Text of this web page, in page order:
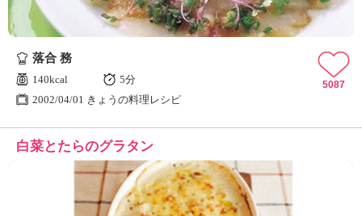
落合 務
140kcal
5分
2002/04/01 きょうの料理レシピ
5087
白菜とたらのグラタン